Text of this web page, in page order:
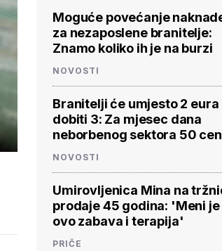
Moguće povećanje
za nezaposlene branitelje:
Znamo koliko ih je na burzi
NOVOSTI
Branitelji će umjesto 2 eura
dobiti 3: Za mjesec dana
neborbenog sektora 50
NOVOSTI
Umirovljenica Mina na
prodaje 45 godina: 'Meni je
ovo zabava i terapija'
PRIČE